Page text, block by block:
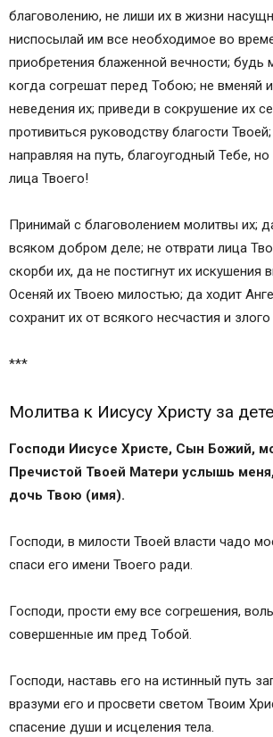
Небесные покровители детей
Советы родителям
благоволению, не лиши их в жизни
ниспосылай им все необходимое во
приобретения блаженной вечности; будь
когда согрешат перед Тобою; не вменяй
неведения их; приведи в сокрушение их
противиться руководству благости
направляя на путь, благоугодный Тебе, но
лица Твоего!
Принимай с благоволением молитвы их;
всяком добром деле; не отврати лица
скорби их, да не постигнут их искушения
Осеняй их Твоею милостью; да ходит
сохранит их от всякого несчастия и злого
***
Молитва к Иисусу Христу за
Господи Иисусе Христе, Сын Божий,
Пречистой Твоей Матери услышь
дочь Твою (имя).
Господи, в милости Твоей власти чадо
спаси его имени Твоего ради.
Господи, прости ему все согрешения,
совершенные им пред Тобой.
Господи, наставь его на истинный путь
вразуми его и просвети светом Твоим
спасение души и исцеления тела.